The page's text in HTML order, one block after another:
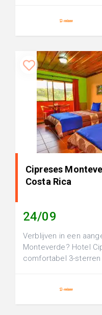
Cipreses
Costa Rica
24/09
Verblijven in een
Monteverde? Hotel
comfortabel 3-